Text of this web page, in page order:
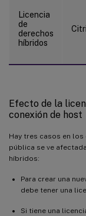
Licencia
de
derechos
híbridos
Efecto de la
conexión de host
Hay tres casos en
pública se ve
híbridos:
Para crear una
debe tener una
Si tiene una